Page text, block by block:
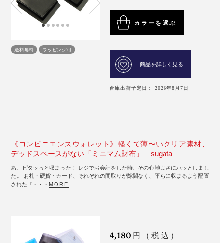
送料無料 ラッピング可
カラーを選ぶ
商品を詳しく見る
倉庫出荷予定日： 2026年8月7日
《コンビニエンスウォレット》軽くて薄〜いクリア素材、
デッドスペースがない「ミニマム財布」｜sugata
あ、ピタッっと収まった！ レジでお会計をした時、その心地よさにハッとしまし
た。 お札・硬貨・カード、それぞれの間取りが隙間なく、平らに収まるよう配置
された『・・・ MORE
4,180 円（税込）